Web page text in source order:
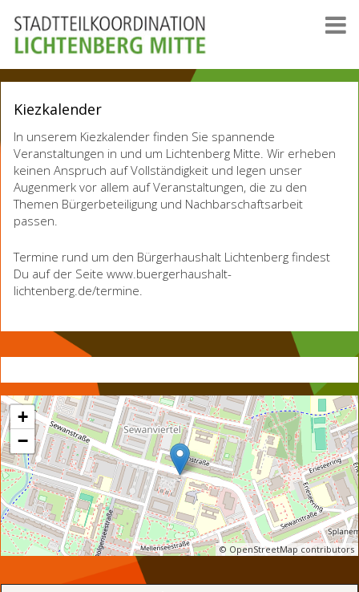
Kiezkalender
In unserem Kiezkalender finden Sie spannende
Veranstaltungen in und um Lichtenberg Mitte. Wir erheben
keinen Anspruch auf Vollständigkeit und legen unser
Augenmerk vor allem auf Veranstaltungen, die zu den
Themen Bürgerbeteiligung und Nachbarschaftsarbeit
passen.
Termine rund um den Bürgerhaushalt Lichtenberg findest
Du auf der Seite www.buergerhaushalt-
lichtenberg.de/termine.
+
−
© OpenStreetMap contributors